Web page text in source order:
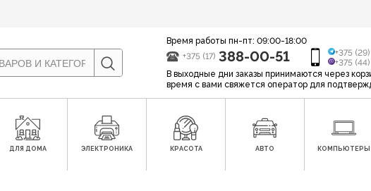
Время работы пн-пт: 09:00-18:00
+375 (17) 388-00-51
+375 (29)
+375 (44)
В выходные дни заказы принимаются через
время с вами свяжется оператор для
ДЛЯ ДОМА ЭЛЕКТРОНИКА КРАСОТА АВТО КОМПЬЮТЕРЫ